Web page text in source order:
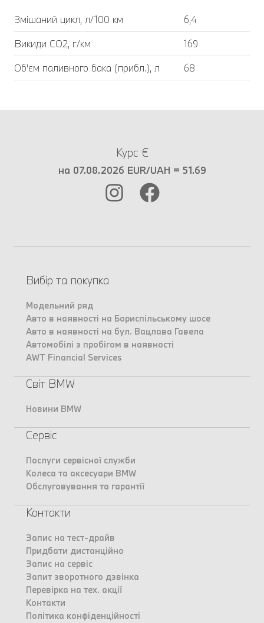
Змішаний цикл, л/100 км
6,4
Викиди CO2, г/км
169
Об'єм паливного бака (прибл.), л
68
Курс €
на 07.08.2026 EUR/UAH = 51.69
Вибір та покупка
Модельний ряд
Авто в наявності на Бориспільському шосе
Авто в наявності на бул. Вацлава Гавела
Автомобілі з пробігом в наявності
AWT Financial Services
Світ BMW
Новини BMW
Сервіс
Послуги сервісної служби
Колеса та аксесуари BMW
Обслуговування та гарантії
Контакти
Запис на тест-драйв
Придбати дистанційно
Запис на сервіс
Запит зворотного дзвінка
Перевірка на тех. акції
Контакти
Політика конфіденційності